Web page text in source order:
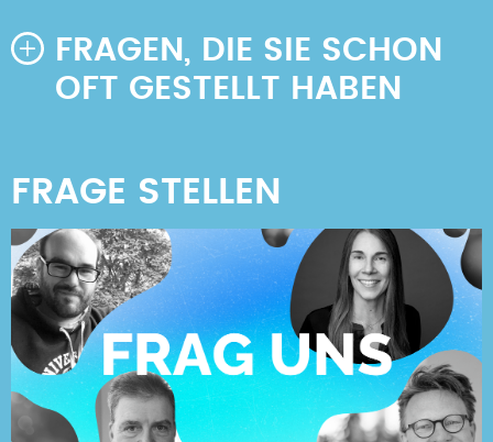
FRAGEN, DIE SIE SCHON
OFT GESTELLT HABEN